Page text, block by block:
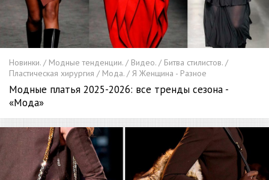
Новинки. / Модные тенденции. / Видео. / Битва стилистов. /
Пластическая хирургия / Мода. / Я Женщина - Разное
Модные платья 2025-2026: все тренды сезона -
«Мода»